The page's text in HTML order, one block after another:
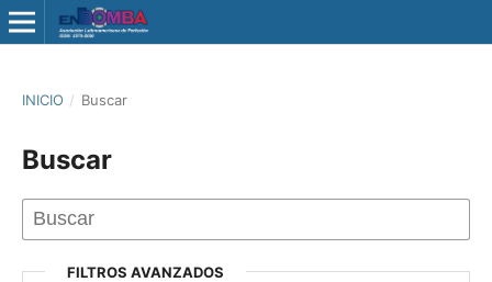
INICIO / Buscar
Buscar
FILTROS AVANZADOS